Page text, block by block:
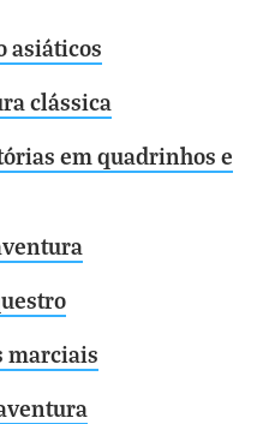
asiáticos
clássica
em quadrinhos e
marciais